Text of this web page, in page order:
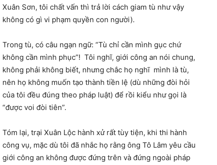
Xuân Sơn, tôi chất vấn thì trả lời cách giam tù như vậy
không có gì vi phạm quyền con người).
Trong tù, có câu ngạn ngữ: “Tù chỉ cần mình gục chứ
không cần mình phục”! Tôi nghĩ, giới công an nói chung,
không phải không biết, nhưng chắc họ nghĩ mình là tù,
nên họ không muốn tạo thành tiền lệ (dù những đòi hỏi
của tôi đều đúng theo pháp luật) để rồi kiểu như gọi là
“được voi đòi tiên”.
Tóm lại, trại Xuân Lộc hành xử rất tùy tiện, khi thi hành
công vụ, mặc dù tôi đã nhắc họ rằng ông Tô Lâm yêu cầu
giới công an không được đứng trên và đứng ngoài pháp